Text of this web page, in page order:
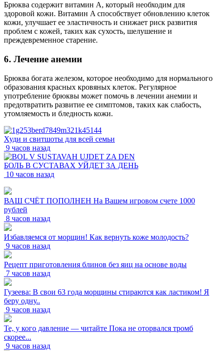
Брюква содержит витамин A, который необходим для
здоровой кожи. Витамин A способствует обновлению клеток
кожи, улучшает ее эластичность и снижает риск развития
проблем с кожей, таких как сухость, шелушение и
преждевременное старение.
6. Лечение анемии
Брюква богата железом, которое необходимо для нормального
образования красных кровяных клеток. Регулярное
употребление брюквы может помочь в лечении анемии и
предотвратить развитие ее симптомов, таких как слабость,
утомляемость и бледность кожи.
Худи и свитшоты для всей семьи
9 часов назад
БОЛЬ В СУСТАВАХ УЙДЕТ ЗА ДЕНЬ
10 часов назад
ВАШ СЧЁТ ПОПОЛНЕН На Вашем игровом счете 1000
рублей
8 часов назад
Избавляемся от морщин! Как вернуть коже молодость?
9 часов назад
Рецепт приготовления блинов без яиц на основе воды
7 часов назад
Гузеева: В свои 63 года морщины стираются как ластиком! Я
беру одну..
9 часов назад
Те, у кого давление — читайте Пока не оторвался тромб
скорее...
9 часов назад